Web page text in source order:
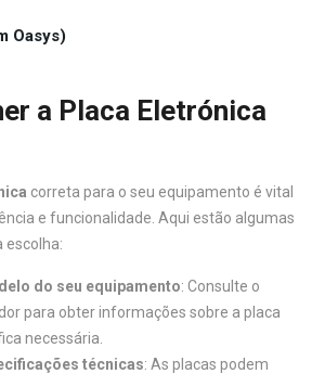
Oasys)
a Placa Eletrónica
correta para o seu equipamento é vital
e funcionalidade. Aqui estão algumas
escolha:
do seu equipamento: Consulte o
para obter informações sobre a placa
necessária.
técnicas: As placas podem